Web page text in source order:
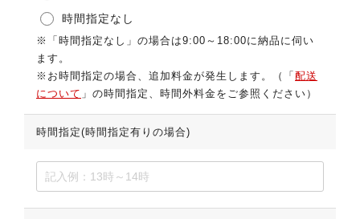
時間指定なし
※「時間指定なし」の場合は9:00～18:00に納品に伺い
ます。
※お時間指定の場合、追加料金が発生します。（「 配送
について 」の時間指定、時間外料金をご参照ください）
時間指定(時間指定有りの場合)